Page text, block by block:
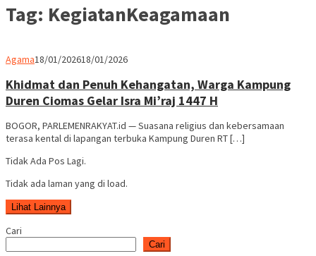
Tag: KegiatanKeagamaan
AgamaParlemen
18/01/202618/01/2026
Khidmat dan Penuh Kehangatan, Warga Kampung
Duren Ciomas Gelar Isra Mi’raj 1447 H
BOGOR, PARLEMENRAKYAT.id — Suasana religius dan kebersamaan
terasa kental di lapangan terbuka Kampung Duren RT […]
Tidak Ada Pos Lagi.
Tidak ada laman yang di load.
Lihat Lainnya
Cari
Cari